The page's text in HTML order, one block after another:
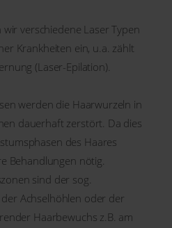
wir verschiedene Laser Typen
Krankheiten ein, u.a. zählt
(Laser-Epilation).
werden die Haarwurzeln in
dauerhaft zerstört. Da dies
des Haares
Behandlungen nötig.
sind der sog.
Achselhöhlen oder der
Haarbewuchs z.B. am